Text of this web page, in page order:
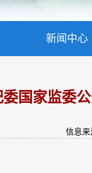
新闻中心
委国家监委
信息来